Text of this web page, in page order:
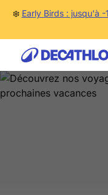
❄️ Early Birds : jusqu'à